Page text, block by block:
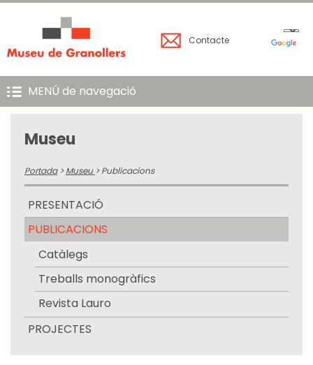
Contacte
MENÚ de navegació
Museu
Portada>Museu >Publicacions
PRESENTACIÓ
PUBLICACIONS
Catàlegs
Treballs monogràfics
Revista Lauro
PROJECTES